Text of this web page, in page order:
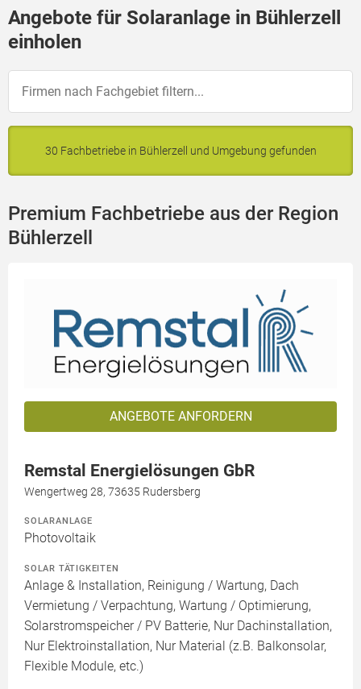
Angebote für Solaranlage in Bühlerzell
einholen
30 Fachbetriebe in Bühlerzell und Umgebung gefunden
Premium Fachbetriebe aus der Region
Bühlerzell
ANGEBOTE ANFORDERN
Remstal Energielösungen GbR
Wengertweg 28, 73635 Rudersberg
SOLARANLAGE
Photovoltaik
SOLAR TÄTIGKEITEN
Anlage & Installation, Reinigung / Wartung, Dach
Vermietung / Verpachtung, Wartung / Optimierung,
Solarstromspeicher / PV Batterie, Nur Dachinstallation,
Nur Elektroinstallation, Nur Material (z.B. Balkonsolar,
Flexible Module, etc.)